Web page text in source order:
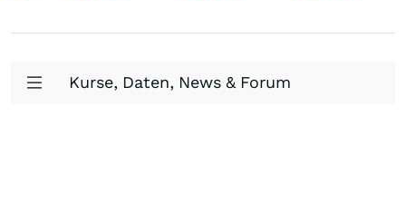
Kurse, Daten, News & Forum